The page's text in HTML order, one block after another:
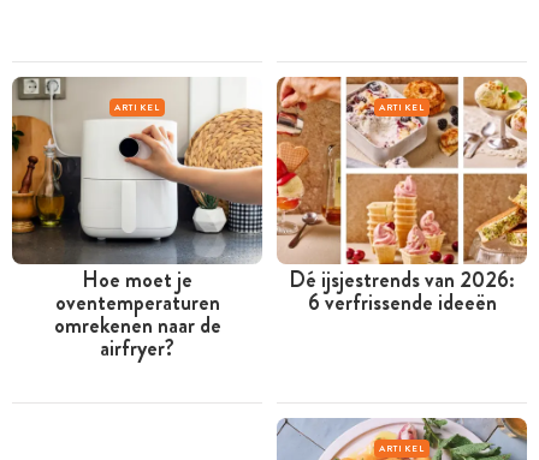
ARTIKEL
Hoe moet je
oventemperaturen
omrekenen naar de
airfryer?
ARTIKEL
Dé ijsjestrends van 2026:
6 verfrissende ideeën
ARTIKEL